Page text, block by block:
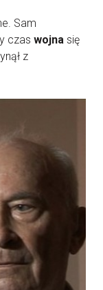
Sam
czas wojna się
z